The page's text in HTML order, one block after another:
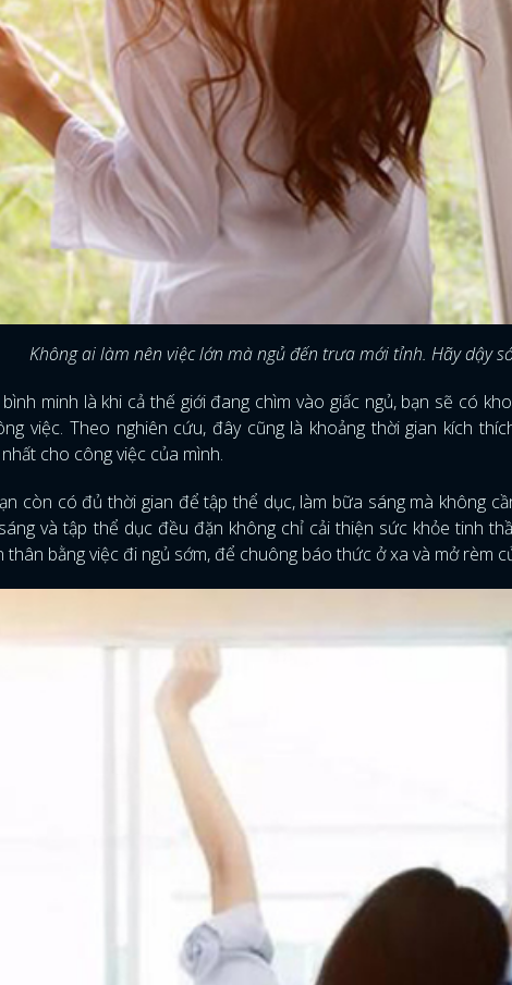
Không ai làm nên việc lớn mà ngủ đến trưa mới tỉnh. Hãy dậy
minh là khi cả thế giới đang chìm vào giấc ngủ, bạn sẽ có
việc. Theo nghiên cứu, đây cũng là khoảng thời gian kích
cho công việc của mình.
còn có đủ thời gian để tập thể dục, làm bữa sáng mà không
và tập thể dục đều đặn không chỉ cải thiện sức khỏe tinh
thân bằng việc đi ngủ sớm, để chuông báo thức ở xa và mở rèm